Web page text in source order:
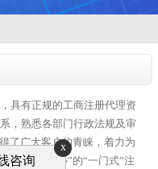
具有正规的工商注册代理资
，熟悉各部门行政法规及审
了广大客户的青睐，着力为
效、更安心”的“一门式”注
x
咨询